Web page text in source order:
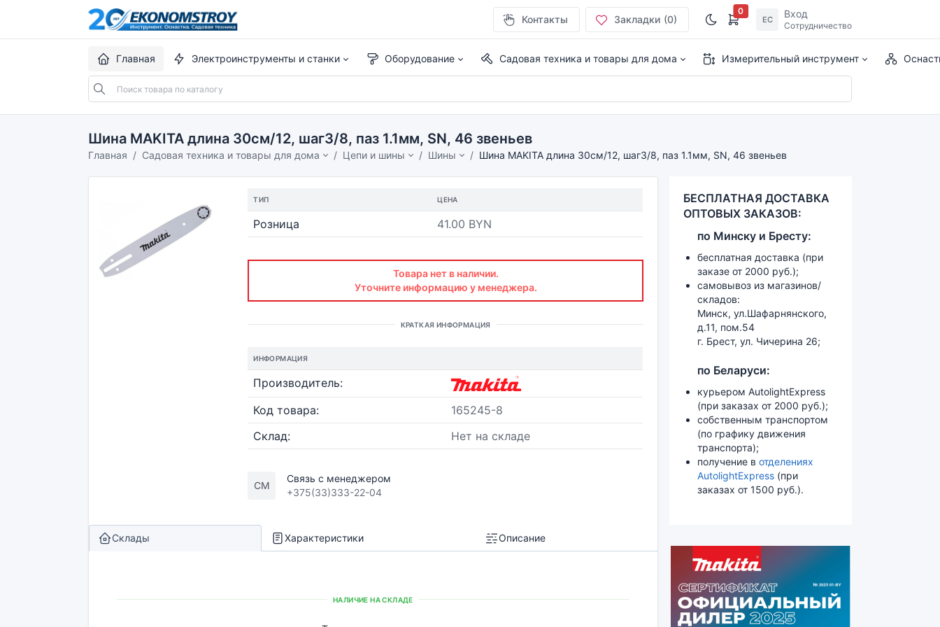
Контакты Закладки (0)
0
ЕС Вход
Сотрудничество
Главная Электроинструменты и станки Оборудование Садовая техника и товары для дома Измерительный инструмент
Шина MAKITA длина 30см/12, шаг3/8, паз 1.1мм, SN, 46 звеньев
Главная Садовая техника и товары для дома Цепи и шины Шины Шина MAKITA длина 30см/12, шаг3/8, паз 1.1мм, SN, 46 звеньев
ТИП ЦЕНА
Розница 41.00 BYN
Товара нет в наличии.
Уточните информацию у менеджера.
КРАТКАЯ ИНФОРМАЦИЯ
ИНФОРМАЦИЯ
Производитель:
Код товара:
165245-8
Склад:
Нет на складе
СМ
Связь с менеджером
+375(33)333-22-04
Склады Характеристики Описание
НАЛИЧИЕ НА СКЛАДЕ
БЕСПЛАТНАЯ ДОСТАВКА
ОПТОВЫХ ЗАКАЗОВ:
по Минску и Бресту:
бесплатная доставка (при
заказе от 2000 руб.);
самовывоз из магазинов/
складов:
Минск, ул.Шафарнянского,
д.11, пом.54
г. Брест, ул. Чичерина 26;
по Беларуси:
курьером AutolightExpress
(при заказах от 2000 руб.);
собственным транспортом
(по графику движения
транспорта);
получение в отделениях
AutolightExpress (при
заказах от 1500 руб.).